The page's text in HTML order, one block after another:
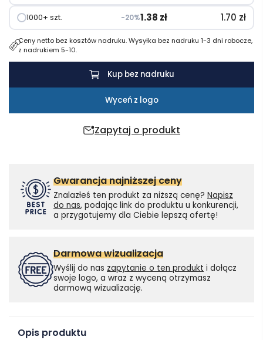
Zapytaj o produkt
1000+ szt. −20%1.38 zł 1.70 zł
Ceny netto bez kosztów nadruku. Wysyłka bez nadruku 1-3 dni robocze,
z nadrukiem 5-10.
Kup bez nadruku
Wyceń z logo
Gwarancja najniższej ceny
Znalazłeś ten produkt za niższą cenę? Napisz
do nas, podając link do produktu u konkurencji,
a przygotujemy dla Ciebie lepszą ofertę!
Darmowa wizualizacja
Wyślij do nas zapytanie o ten produkt i dołącz
swoje logo, a wraz z wyceną otrzymasz
darmową wizualizację.
Opis produktu